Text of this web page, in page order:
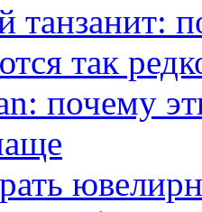
танзанит:
так
почему